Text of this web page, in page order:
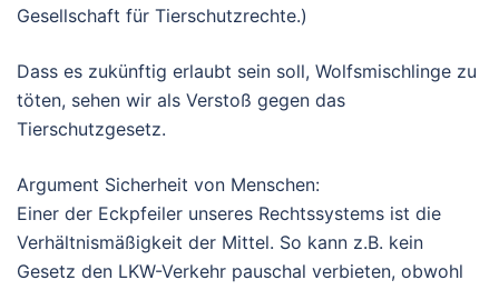
Gesellschaft für Tierschutzrechte.)
Dass es zukünftig erlaubt sein soll, Wolfsmischlinge zu
töten, sehen wir als Verstoß gegen das
Tierschutzgesetz.
Argument Sicherheit von Menschen:
Einer der Eckpfeiler unseres Rechtssystems ist die
Verhältnismäßigkeit der Mittel. So kann z.B. kein
Gesetz den LKW-Verkehr pauschal verbieten, obwohl